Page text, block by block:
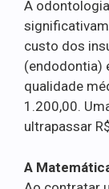
A
custo dos
(endodontia)
qualidade
1.200,00.
ultrapassar
A